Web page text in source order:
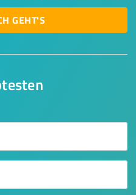
GEHT'S